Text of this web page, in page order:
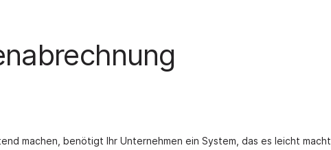
machen, benötigt Ihr Unternehmen ein System, das es leicht macht,